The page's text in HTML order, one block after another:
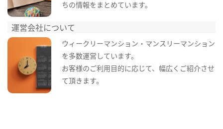
ちの情報をまとめています。
運営会社について
ウィークリーマンション・マンスリーマンション
を多数運営しています。
お客様のご利用目的に応じて、幅広くご紹介させ
て頂きます。